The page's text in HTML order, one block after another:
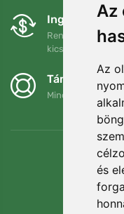
Az
Az
és
Ingyenes
Rendelését 90
kicserélheti.
Támogatjuk a
Minden